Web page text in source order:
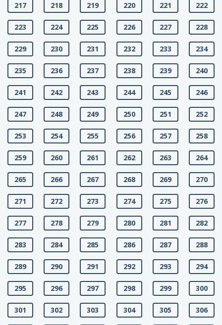
217 218 219 220 221 222
223 224 225 226 227 228
229 230 231 232 233 234
235 236 237 238 239 240
241 242 243 244 245 246
247 248 249 250 251 252
253 254 255 256 257 258
259 260 261 262 263 264
265 266 267 268 269 270
271 272 273 274 275 276
277 278 279 280 281 282
283 284 285 286 287 288
289 290 291 292 293 294
295 296 297 298 299 300
301 302 303 304 305 306